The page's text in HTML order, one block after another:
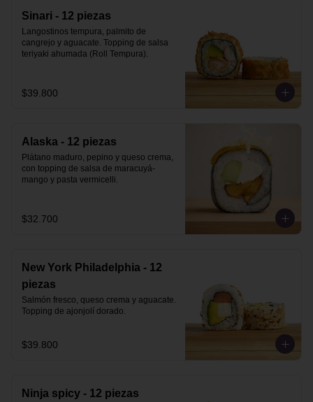
Sinari - 12 piezas
Langostinos tempura, palmito de
cangrejo y aguacate. Topping de salsa
teriyaki ahumada (Roll Tempura).
$39.800
Alaska - 12 piezas
Plátano maduro, pepino y queso crema,
con topping de salsa de maracuyá-
mango y pasta vermicelli.
$32.700
New York Philadelphia - 12
piezas
Salmón fresco, queso crema y aguacate.
Topping de ajonjolí dorado.
$39.800
Ninja spicy - 12 piezas